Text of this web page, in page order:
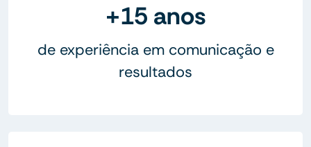
+15 anos
de experiência em comunicação e
resultados